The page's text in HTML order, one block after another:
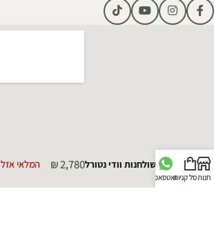
חנותסל קניותוואטסאפ
סט שולחנות וודי נטורל ₪2,780 המלאי אזל